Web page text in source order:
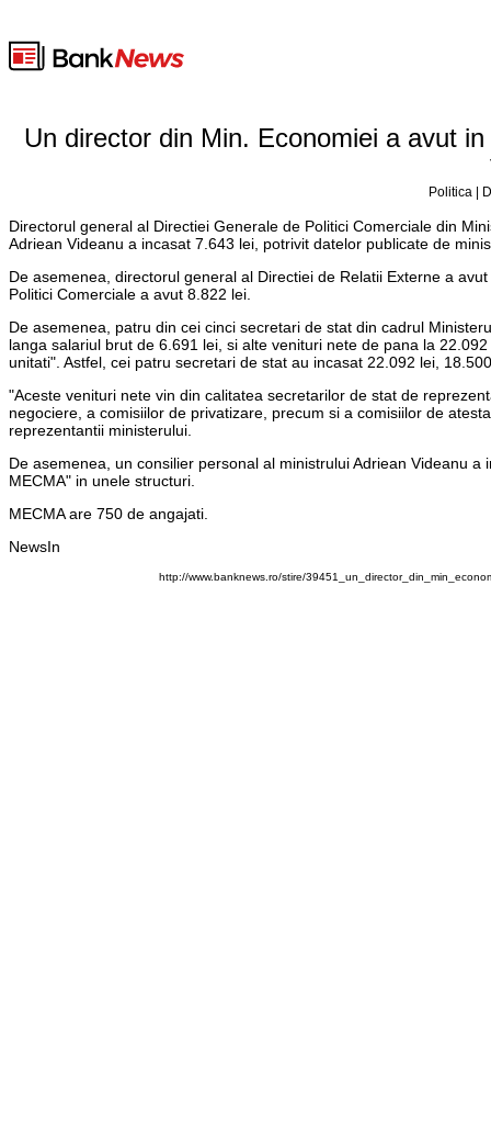
Un director din Min. Economiei a avut
Politica |
Directorul general al Directiei Generale de Politici Comerciale din
Adriean Videanu a incasat 7.643 lei, potrivit datelor publicate de
De asemenea, directorul general al Directiei de Relatii Externe a
Politici Comerciale a avut 8.822 lei.
De asemenea, patru din cei cinci secretari de stat din cadrul
langa salariul brut de 6.691 lei, si alte venituri nete de pana la
unitati". Astfel, cei patru secretari de stat au incasat 22.092 lei,
"Aceste venituri nete vin din calitatea secretarilor de stat de
negociere, a comisiilor de privatizare, precum si a comisiilor de
reprezentantii ministerului.
De asemenea, un consilier personal al ministrului Adriean Videanu
MECMA" in unele structuri.
MECMA are 750 de angajati.
NewsIn
http://www.banknews.ro/stire/